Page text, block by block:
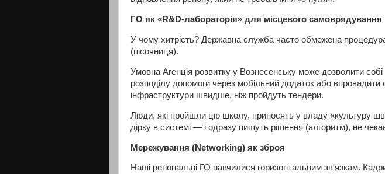
ГО як «R&D-лабораторія» для місцевого самоврядування
У чому хитрість? Державна служба часто обмежена
(пісочниця).
Умовна Агенція розвитку у Вознесенську може дозволити
розподілу допомоги через мобільний додаток або впровадити
інфраструктури швидше, ніж пройдуть тендери.
Люди, які пройшли цю школу, приносять у владу «культуру
дірку в системі — і одразу пишуть рішення (алгоритм), не
Мережування (Networking) як зброя
Наші регіональні ГО навчилися горизонтальним зв'язкам.